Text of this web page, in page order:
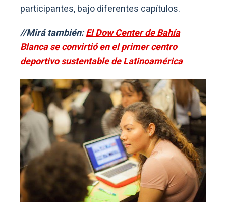
participantes, bajo diferentes capítulos.
//Mirá también:El Dow Center de Bahía
Blanca se convirtió en el primer centro
deportivo sustentable de Latinoamérica